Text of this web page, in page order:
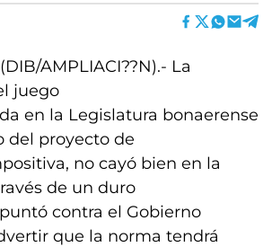
AMPLIACI??N).- La
juego
en la Legislatura bonaerense
del proyecto de
no cayó bien en la
de un duro
contra el Gobierno
que la norma tendrá